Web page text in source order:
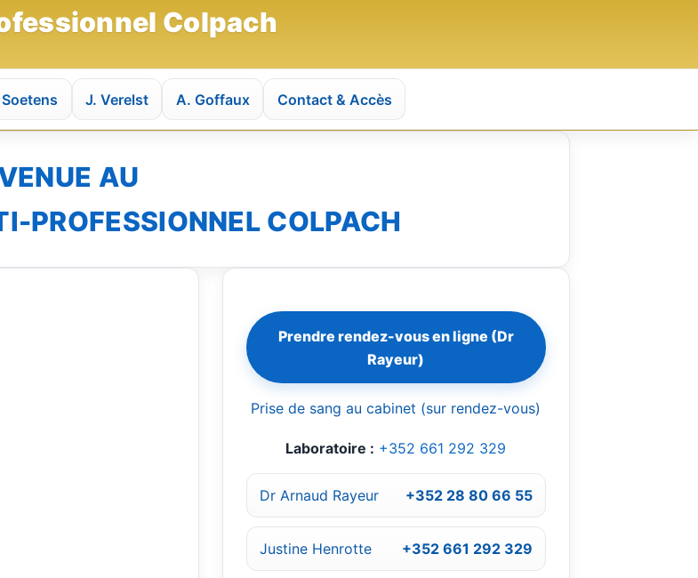
Colpach
J. Verelst A. Goffaux Contact & Accès
AU
PROFESSIONNEL COLPACH
Prendre rendez-vous en ligne (Dr
Rayeur)
Prise de sang au cabinet (sur rendez-vous)
Laboratoire : +352 661 292 329
Dr Arnaud Rayeur +352 28 80 66 55
Justine Henrotte +352 661 292 329